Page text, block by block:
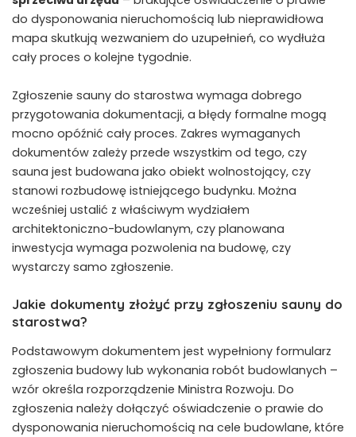
do dysponowania nieruchomością lub nieprawidłowa
mapa skutkują wezwaniem do uzupełnień, co wydłuża
cały proces o kolejne tygodnie.
Zgłoszenie sauny do starostwa wymaga dobrego
przygotowania dokumentacji, a błędy formalne mogą
mocno opóźnić cały proces. Zakres wymaganych
dokumentów zależy przede wszystkim od tego, czy
sauna jest budowana jako obiekt wolnostojący, czy
stanowi rozbudowę istniejącego budynku. Można
wcześniej ustalić z właściwym wydziałem
architektoniczno-budowlanym, czy planowana
inwestycja wymaga pozwolenia na budowę, czy
wystarczy samo zgłoszenie.
Jakie dokumenty złożyć przy zgłoszeniu sauny do
starostwa?
Podstawowym dokumentem jest wypełniony formularz
zgłoszenia budowy lub wykonania robót budowlanych –
wzór określa rozporządzenie Ministra Rozwoju. Do
zgłoszenia należy dołączyć oświadczenie o prawie do
dysponowania nieruchomością na cele budowlane, które